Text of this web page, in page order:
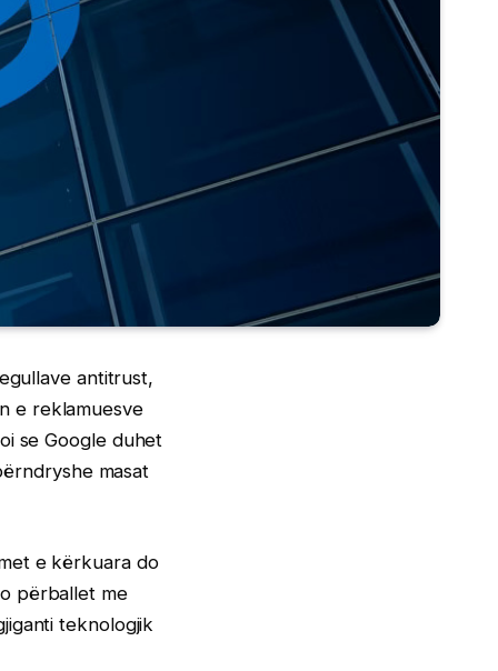
antitrust,
e reklamuesve
se Google duhet
masat
e kërkuara do
përballet me
teknologjik